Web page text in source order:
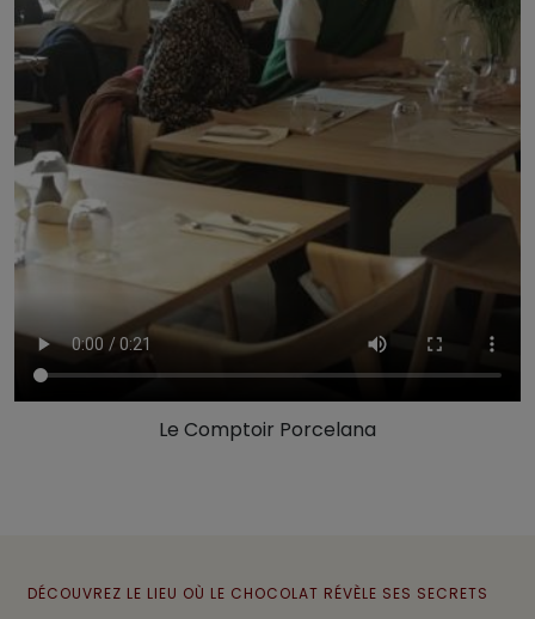
Le Comptoir Porcelana
DÉCOUVREZ LE LIEU OÙ LE CHOCOLAT RÉVÈLE SES SECRETS